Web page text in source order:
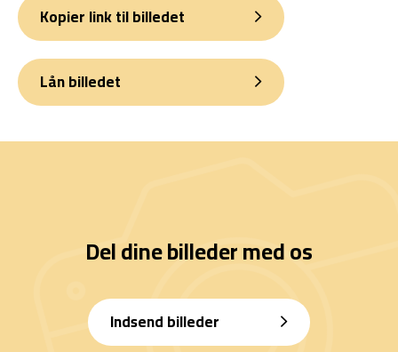
Kopier link til billedet
Lån billedet
Del dine billeder med os
Indsend billeder